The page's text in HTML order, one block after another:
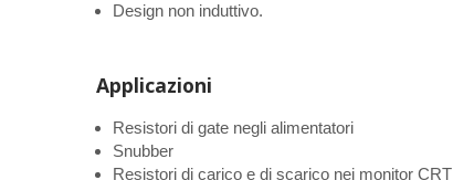
Design non induttivo.
Applicazioni
Resistori di gate negli alimentatori
Snubber
Resistori di carico e di scarico nei monitor CRT